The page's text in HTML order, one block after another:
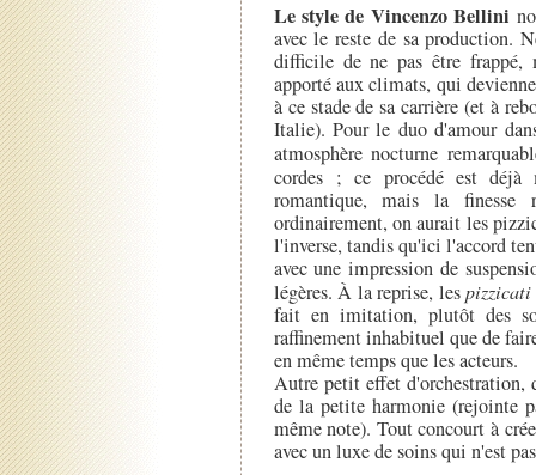
Le style de Vincenzo Bellini
avec le reste de sa production.
difficile de ne pas être frappé,
apporté aux climats, qui
à ce stade de sa carrière (et à
Italie). Pour le duo d'amour
atmosphère nocturne
cordes ; ce procédé est déjà
romantique, mais la
ordinairement, on aurait les
l'inverse, tandis qu'ici l'accord
avec une impression de
légères. À la reprise, lespizzicati
fait en imitation, plutôt des
raffinement inhabituel que de
en même temps que les acteurs.
Autre petit effet d'orchestration,
de la petite harmonie (rejointe
même note). Tout concourt à
avec un luxe de soins qui n'est